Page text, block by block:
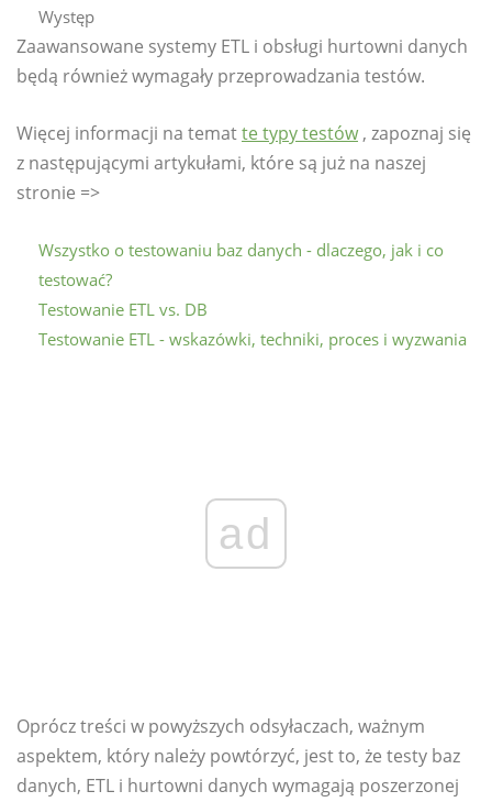
Występ
Zaawansowane systemy ETL i obsługi hurtowni danych
będą również wymagały przeprowadzania testów.
Więcej informacji na tematte typy testów, zapoznaj się
z następującymi artykułami, które są już na naszej
stronie =>
Wszystko o testowaniu baz danych - dlaczego, jak i co
testować?
Testowanie ETL vs. DB
Testowanie ETL - wskazówki, techniki, proces i wyzwania
ad
Oprócz treści w powyższych odsyłaczach, ważnym
aspektem, który należy powtórzyć, jest to, że testy baz
danych, ETL i hurtowni danych wymagają poszerzonej